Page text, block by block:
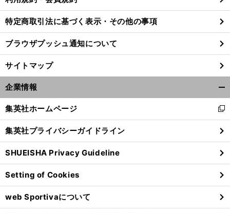
特定商取引法に基づく表示・その他の事項
ブラウザプッシュ通知について
サイトマップ
企業情報
閉
る
集英社ホームページ
新
し
い
ウ
ィ
ン
ド
ウ
で
開
集英社プライバシーガイドライン
SHUEISHA Privacy Guideline
Setting of Cookies
web Sportivaについて